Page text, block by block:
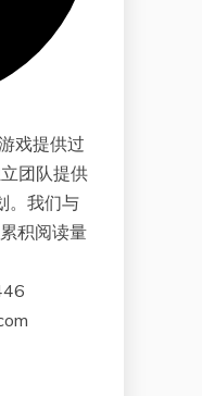
戏提供过
团队提供
。我们与
积阅读量